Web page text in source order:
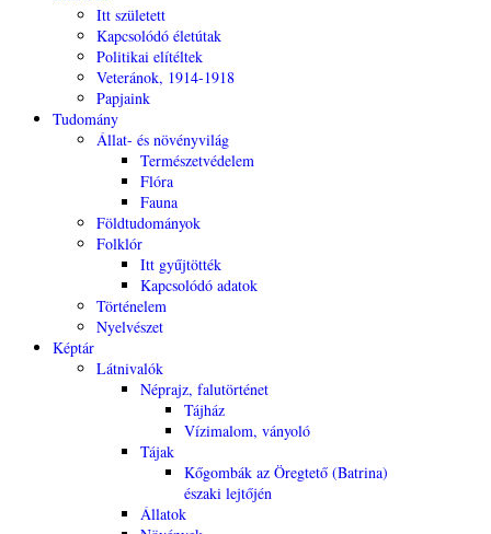
Itt született
Kapcsolódó életútak
Politikai elítéltek
Veteránok, 1914-1918
Papjaink
Tudomány
Állat- és növényvilág
Természetvédelem
Flóra
Fauna
Földtudományok
Folklór
Itt gyűjtötték
Kapcsolódó adatok
Történelem
Nyelvészet
Képtár
Látnivalók
Néprajz, falutörténet
Tájház
Vízimalom, ványoló
Tájak
Kőgombák az Öregtető (Batrina)
északi lejtőjén
Állatok